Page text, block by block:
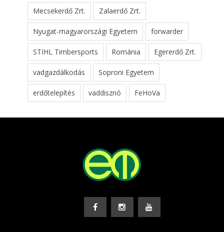
Mecsekerdő Zrt. Zalaerdő Zrt.
Nyugat-magyarországi Egyetem forwarder
STIHL Timbersports Románia Egererdő Zrt.
vadgazdálkodás Soproni Egyetem
erdőtelepítés vaddisznó FeHoVa